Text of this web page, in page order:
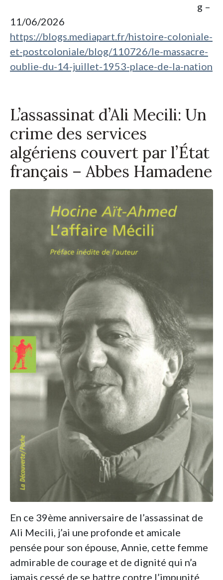
g –
11/06/2026
https://blogs.mediapart.fr/histoire-coloniale-
et-postcoloniale/blog/110726/le-massacre-
oublie-du-14-juillet-1953-place-de-la-nation
L’assassinat d’Ali Mecili: Un
crime des services
algériens couvert par l’État
français – Abbes Hamadene
En ce 39ème anniversaire de l’assassinat de
Ali Mecili, j’ai une profonde et amicale
pensée pour son épouse, Annie, cette femme
admirable de courage et de dignité qui n’a
jamais cessé de se battre contre l’impunité